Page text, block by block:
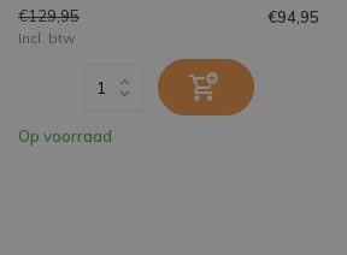
€129,95 €94,95
Incl. btw
Op voorraad